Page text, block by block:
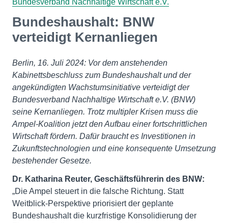
Bundesverband Nachhaltige Wirtschaft e.V.
Bundeshaushalt: BNW
verteidigt Kernanliegen
Berlin, 16. Juli 2024: Vor dem anstehenden
Kabinettsbeschluss zum Bundeshaushalt und der
angekündigten Wachstumsinitiative verteidigt der
Bundesverband Nachhaltige Wirtschaft e.V. (BNW)
seine Kernanliegen. Trotz multipler Krisen muss die
Ampel-Koalition jetzt den Aufbau einer fortschrittlichen
Wirtschaft fördern. Dafür braucht es Investitionen in
Zukunftstechnologien und eine konsequente Umsetzung
bestehender Gesetze.
Dr. Katharina Reuter, Geschäftsführerin des BNW:
„Die Ampel steuert in die falsche Richtung. Statt
Weitblick-Perspektive priorisiert der geplante
Bundeshaushalt die kurzfristige Konsolidierung der